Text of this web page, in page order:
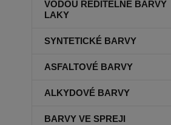
VODOU ŘEDITELNÉ BARVY
LAKY
SYNTETICKÉ BARVY
ASFALTOVÉ BARVY
ALKYDOVÉ BARVY
BARVY VE SPREJI